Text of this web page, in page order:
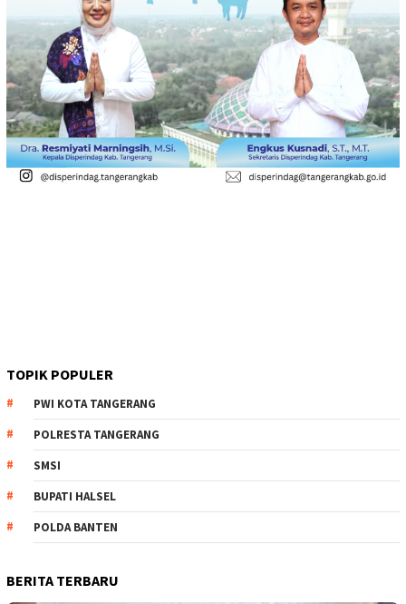
TOPIK POPULER
PWI KOTA TANGERANG
POLRESTA TANGERANG
SMSI
BUPATI HALSEL
POLDA BANTEN
BERITA TERBARU